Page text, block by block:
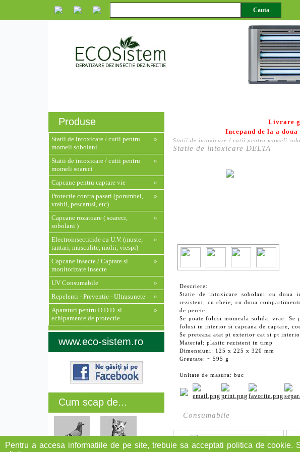
Produse
Statii de intoxicare / cutii pentru
momeli sobolani
»
Statii de intoxicare / cutii pentru
momeli soareci
»
Capcane pentru captare vie
»
Protectie contra pasari (porumbei,
vrabii, pescarusi, etc)
»
Capcane rozatoare ( soareci,
sobolani )
»
Electroinsecticide cu U.V. (muste,
tantari, musculite, molii, viespi)
»
Capcane insecte / Captare si
monitorizare insecte
»
UV Consumabile
»
Repelenti - Preventie - Ultrasunete
»
Aparaturi pentru D.D.D. si
echipamente de protectie
»
www.eco-sistem.ro
Cum scap de...
Livrare
Incepand de la a
Statii de intoxicare / cutii pentru momeli
Statie de intoxicare DELTA
Descriere:
Statie de intoxicare sobolani cu doua
rezistent, cu cheie, cu doua
de perete.
Se poate folosi momeala solida, vrac. Se
folosi in interior si capcana de captare,
Se preteaza atat pt exterior cat si pt
Material: plastic rezistent in timp
Dimensiuni: 125 x 225 x 320 mm
Greutate: ~ 595 g
Unitate de masura: buc
Consumabile
Pentru a accesa informatiile de pe site, trebuie sa acceptati politica de cookie.